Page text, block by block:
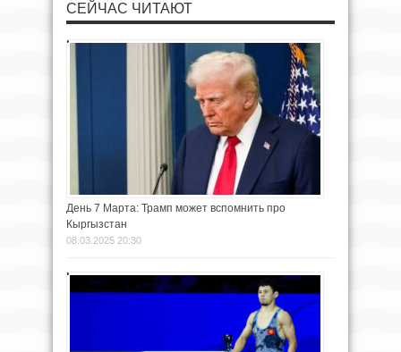
СЕЙЧАС ЧИТАЮТ
День 7 Марта: Трамп может вспомнить про
Кыргызстан
08.03.2025 20:30